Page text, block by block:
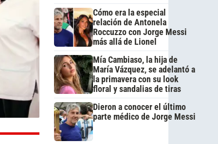
Cómo era la especial
relación de Antonela
Roccuzzo con Jorge Messi
más allá de Lionel
Mía Cambiaso, la hija de
María Vázquez, se adelantó a
la primavera con su look
floral y sandalias de tiras
Dieron a conocer el último
parte médico de Jorge Messi